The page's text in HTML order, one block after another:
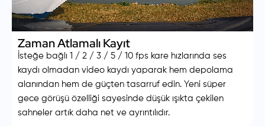
Zaman Atlamalı Kayıt
İsteğe bağlı 1 / 2 / 3 / 5 / 10 fps kare hızlarında ses
kaydı olmadan video kaydı yaparak hem depolama
alanından hem de güçten tasarruf edin. Yeni süper
gece görüşü özelliği sayesinde düşük ışıkta çekilen
sahneler artık daha net ve ayrıntılıdır.